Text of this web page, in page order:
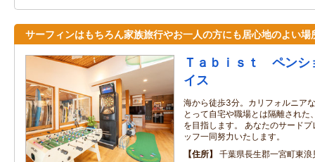
サーフィンはもちろん家族旅行やお一人の方にも居心地のよい場
Ｔａｂｉｓｔ ペン
イス
海から徒歩3分。カリフォルニア
とって自宅や職場とは隔離された
を目指します。 あなたのサード
ッフ一同努力いたします。
住所
千葉県長生郡一宮町東